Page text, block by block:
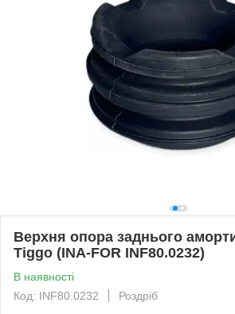
Верхня опора заднього
Tiggo (INA-FOR INF80.0232)
В наявності
Код: INF80.0232
Роздріб